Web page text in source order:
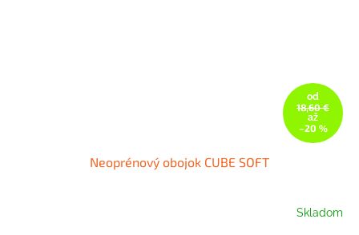
od
18,60 €
až
–20 %
Neoprénový obojok CUBE SOFT
Skladom